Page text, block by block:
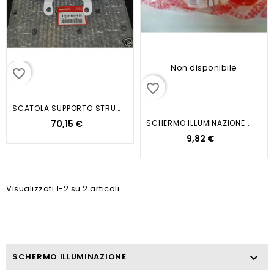
favorite_border
SCATOLA SUPPORTO STRUMENTI CBR...
70,15 €
Non disponibile
favorite_border
SCHERMO ILLUMINAZIONE ROSSO SR
9,82 €
Visualizzati 1-2 su 2 articoli
SCHERMO ILLUMINAZIONE 